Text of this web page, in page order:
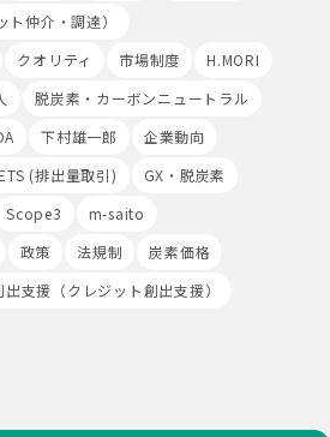
きない方法による個人情報の取り扱
スの提供と利便性の向上を目的とし
に利用者様のIPアドレス、アクセ
ります。また、広告の効果測定のた
るツールから当社サイトを訪れる前に
広告の情報(クリック日や広告掲載サ
供いただいた個人情報と照合する
ですが、受け入れを拒否した場合
仲介・調達）
クオリティ 市場制度
H.MORI
脱炭素・カーボンニュートラル
下村雄一郎
企業動向
(排出量取引)
GX・脱炭素
Scope3
m-saito
政策 法規制
炭素価格
支援（クレジット創出支援）